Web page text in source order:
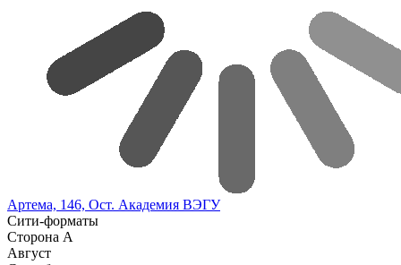
Артема, 146, Ост. Академия ВЭГУ
Сити-форматы
Сторона А
Август